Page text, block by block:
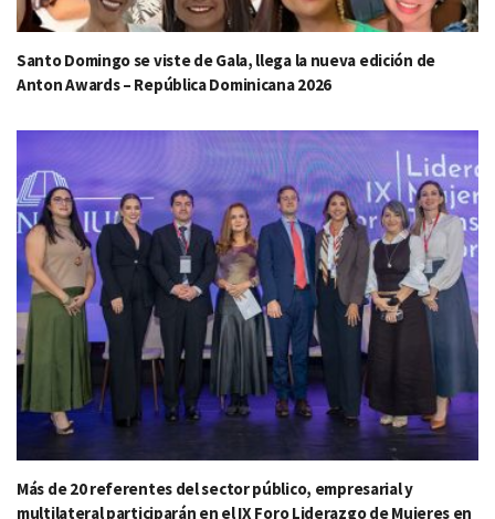
Santo Domingo se viste de Gala, llega la nueva edición de
Anton Awards – República Dominicana 2026
Más de 20 referentes del sector público, empresarial y
multilateral participarán en el IX Foro Liderazgo de Mujeres en